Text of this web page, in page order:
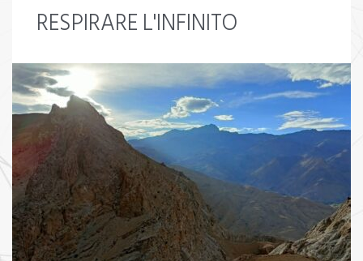
RESPIRARE L'INFINITO